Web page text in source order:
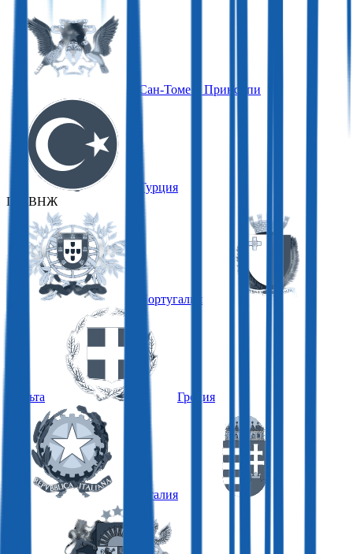
Сан-Томе и Принсипи
Турция
ПО ВНЖ
Португалия
Мальта Греция
Италия